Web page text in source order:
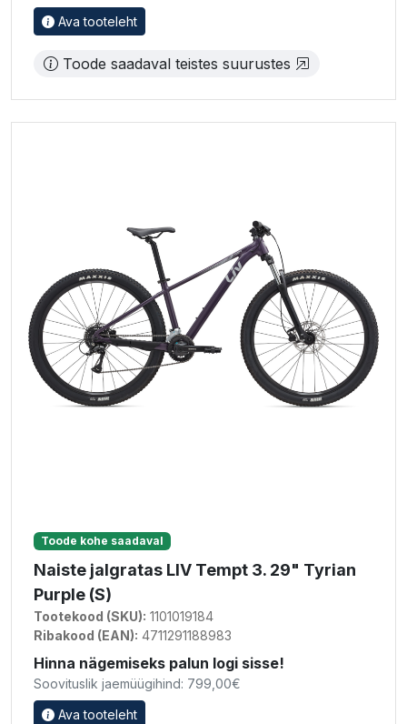
Ava tooteleht
Toode saadaval teistes suurustes
Toode kohe saadaval
Naiste jalgratas LIV Tempt 3. 29" Tyrian
Purple (S)
Tootekood (SKU): 1101019184
Ribakood (EAN): 4711291188983
Hinna nägemiseks palun logi sisse!
Soovituslik jaemüügihind: 799,00€
Ava tooteleht